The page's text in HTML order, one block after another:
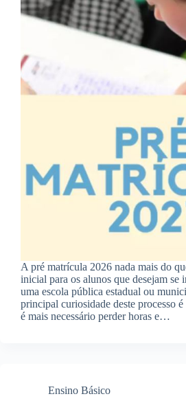
A pré matrícula 2026 nada mais do
inicial para os alunos que desejam se
uma escola pública estadual ou
principal curiosidade deste processo
é mais necessário perder horas e…
Ensino Básico